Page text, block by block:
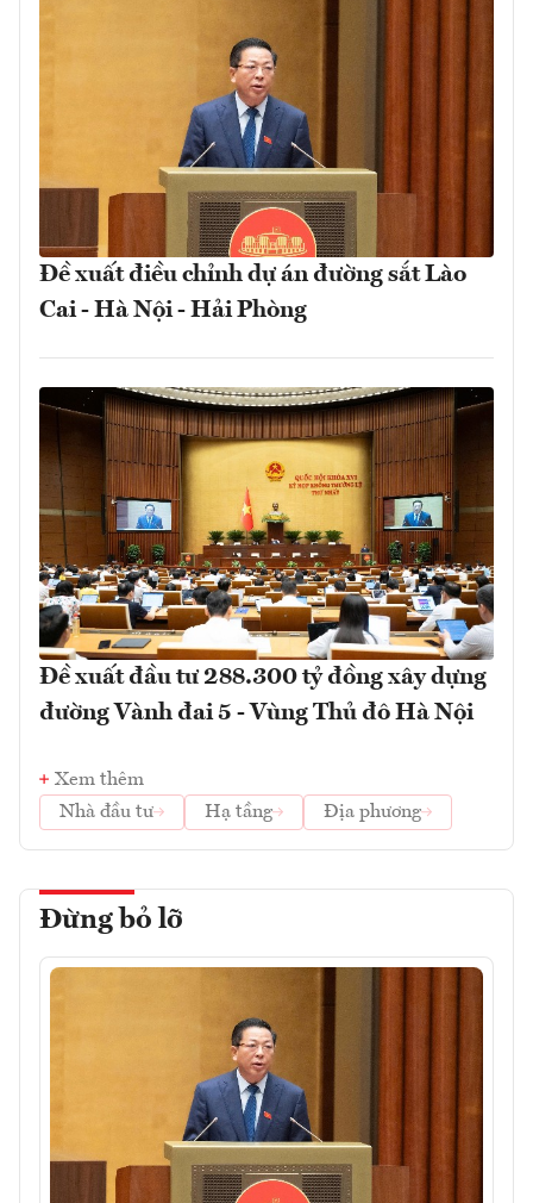
Đề xuất điều chỉnh dự án đường sắt Lào
Cai - Hà Nội - Hải Phòng
Đề xuất đầu tư 288.300 tỷ đồng xây dựng
đường Vành đai 5 - Vùng Thủ đô Hà Nội
Xem thêm
Nhà đầu tư
Hạ tầng Địa phương
Đừng bỏ lỡ